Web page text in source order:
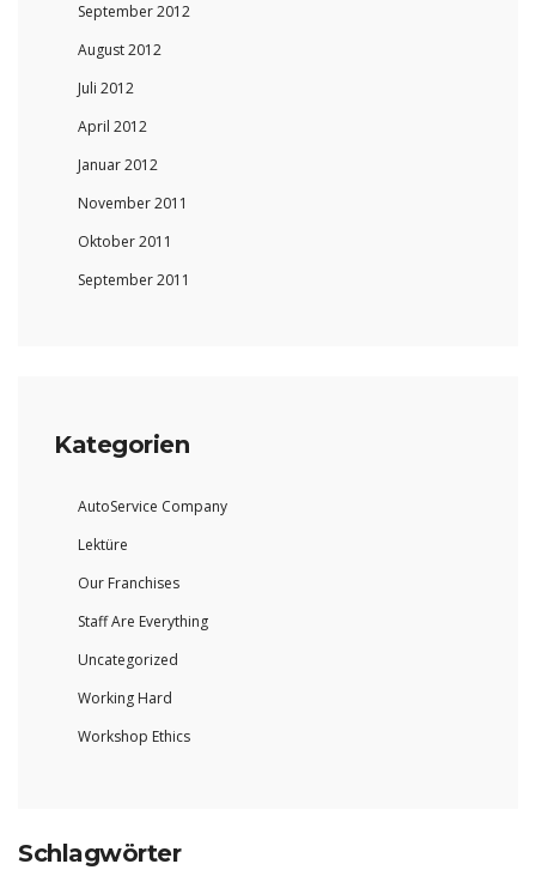
September 2012
August 2012
Juli 2012
April 2012
Januar 2012
November 2011
Oktober 2011
September 2011
Kategorien
AutoService Company
Lektüre
Our Franchises
Staff Are Everything
Uncategorized
Working Hard
Workshop Ethics
Schlagwörter